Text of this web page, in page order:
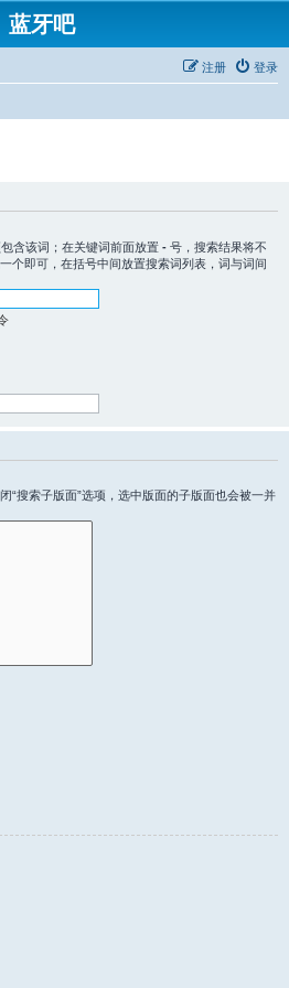
蓝牙吧
登录
注册
含该词；在关键词前面放置 - 号，搜索结果将不
个即可，在括号中间放置搜索词列表，词与词间
“搜索子版面”选项，选中版面的子版面也会被一并